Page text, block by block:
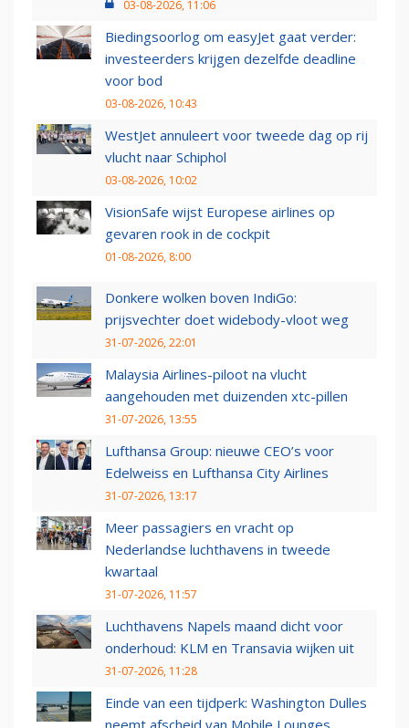
03-08-2026, 11:06
Biedingsoorlog om easyJet gaat verder:
investeerders krijgen dezelfde deadline
voor bod
03-08-2026, 10:43
WestJet annuleert voor tweede dag op rij
vlucht naar Schiphol
03-08-2026, 10:02
VisionSafe wijst Europese airlines op
gevaren rook in de cockpit
01-08-2026, 8:00
Donkere wolken boven IndiGo:
prijsvechter doet widebody-vloot weg
31-07-2026, 22:01
Malaysia Airlines-piloot na vlucht
aangehouden met duizenden xtc-pillen
31-07-2026, 13:55
Lufthansa Group: nieuwe CEO’s voor
Edelweiss en Lufthansa City Airlines
31-07-2026, 13:17
Meer passagiers en vracht op
Nederlandse luchthavens in tweede
kwartaal
31-07-2026, 11:57
Luchthavens Napels maand dicht voor
onderhoud: KLM en Transavia wijken uit
31-07-2026, 11:28
Einde van een tijdperk: Washington Dulles
neemt afscheid van Mobile Lounges